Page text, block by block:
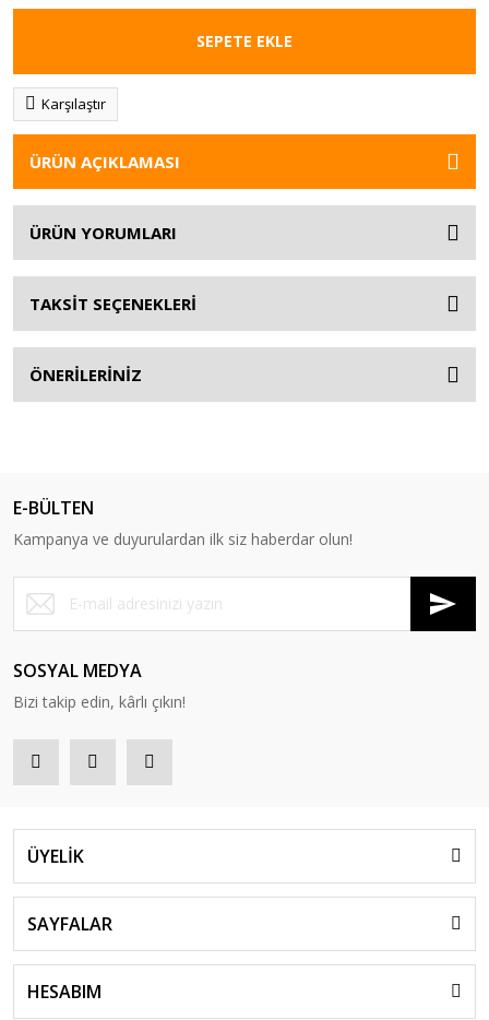
SEPETE EKLE
Karşılaştır
ÜRÜN AÇIKLAMASI
ÜRÜN YORUMLARI
TAKSİT SEÇENEKLERİ
ÖNERİLERİNİZ
E-BÜLTEN
Kampanya ve duyurulardan ilk siz haberdar olun!
SOSYAL MEDYA
Bizi takip edin, kârlı çıkın!
ÜYELİK
SAYFALAR
HESABIM